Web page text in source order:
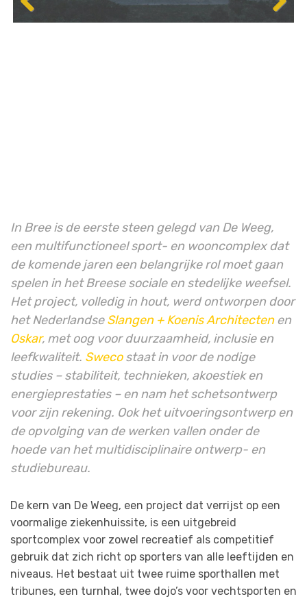
In Bree is de eerste steen gelegd van De Weeg,
een multifunctioneel sport- en wooncomplex dat
de komende jaren een belangrijke rol moet gaan
spelen in het Breese sociale en stedelijke weefsel.
Het project, volledig in hout, werd ontworpen door
het NederlandseSlangen + Koenis Architectenen
Oskar, met oog voor duurzaamheid, inclusie en
leefkwaliteit. Swecostaat in voor de nodige
studies – stabiliteit, technieken, akoestiek en
energieprestaties – en nam het schetsontwerp
voor zijn rekening. Ook het uitvoeringsontwerp en
de opvolging van de werken vallen onder de
hoede van het multidisciplinaire ontwerp- en
studiebureau.
De kern van De Weeg, een project dat verrijst op een
voormalige ziekenhuissite, is een uitgebreid
sportcomplex voor zowel recreatief als competitief
gebruik dat zich richt op sporters van alle leeftijden en
niveaus. Het bestaat uit twee ruime sporthallen met
tribunes, een turnhal, twee dojo’s voor vechtsporten en